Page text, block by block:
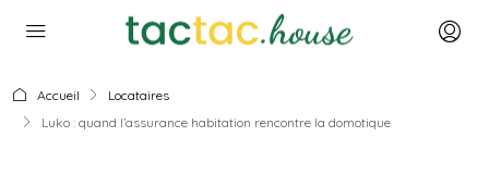
Accueil
Locataires
Luko : quand l’assurance habitation rencontre la domotique